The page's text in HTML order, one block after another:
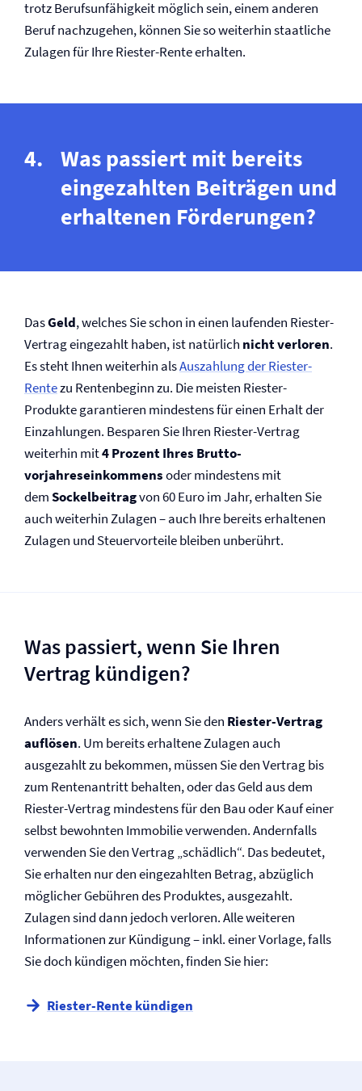
trotz Berufs­unfähigkeit möglich sein, einem anderen
Beruf nachzugehen, können Sie so weiterhin staatliche
Zulagen für Ihre Riester-Rente erhalten.
Was passiert mit bereits
eingezahlten Beiträgen und
erhaltenen Förderungen?
DasGeld, welches Sie schon in einen laufenden Riester-
Vertrag eingezahlt haben, ist natürlich nicht verloren.
Es steht Ihnen weiterhin alsAuszahlung der Riester-
Rentezu Rentenbeginn zu. Die meisten Riester-
Produkte garantieren mindestens für einen Erhalt der
Einzahlungen. Besparen Sie Ihren Riester-Vertrag
weiterhin mit4 Prozent Ihres Brutto­
vorjahreseinkommensoder mindestens mit
demSockelbeitragvon 60 Euro im Jahr, erhalten Sie
auch weiterhin Zulagen – auch Ihre bereits erhaltenen
Zulagen und Steuervorteile bleiben unberührt.
Was passiert, wenn Sie Ihren
Vertrag kündigen?
Anders verhält es sich, wenn Sie den Riester-Vertrag
auflösen. Um bereits erhaltene Zulagen auch
ausgezahlt zu bekommen, müssen Sie den Vertrag bis
zum Rentenantritt behalten, oder das Geld aus dem
Riester-Vertrag mindestens für den Bau oder Kauf einer
selbst bewohnten Immobilie verwenden. Andernfalls
verwenden Sie den Vertrag „schädlich“. Das bedeutet,
Sie erhalten nur den eingezahlten Betrag, abzüglich
möglicher Gebühren des Produktes, ausgezahlt.
Zulagen sind dann jedoch verloren. Alle weiteren
Informationen zur Kündigung – inkl. einer Vorlage, falls
Sie doch kündigen möchten, finden Sie hier:
Riester-Rente kündigen